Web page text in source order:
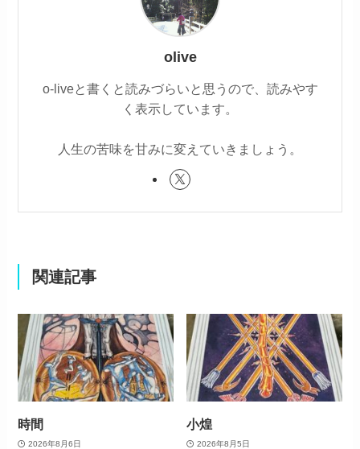
olive
o-liveと書くと読みづらいと思うので、読みやす
く表示しています。
人生の苦味を甘みに変えていきましょう。
関連記事
時間
2026年8月6日
小煌
2026年8月5日